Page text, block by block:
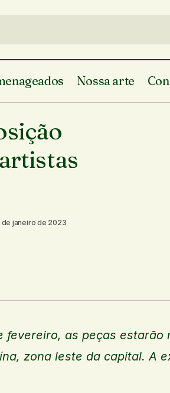
Nossa arte
Em Teresina
Arte Sesc está
de janeiro de 2023
fevereiro, as peças estarão
zona leste da capital. A